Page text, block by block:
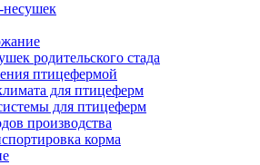
родительского стада
птицефермой
для птицеферм
для птицеферм
производства
корма